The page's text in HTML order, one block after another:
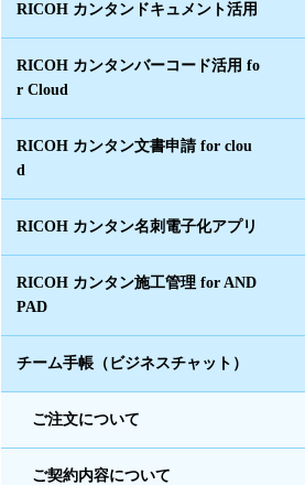
RICOH カンタンドキュメント活用
RICOH カンタンバーコード活用 fo
r Cloud
RICOH カンタン文書申請 for clou
d
RICOH カンタン名刺電子化アプリ
RICOH カンタン施工管理 for AND
PAD
チーム手帳（ビジネスチャット）
ご注文について
ご契約内容について